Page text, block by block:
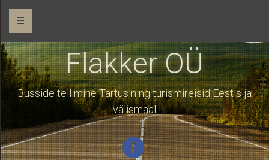
☰
Flakker OÜ
Busside tellimine Tartus ning turismireisid Eestis ja
välismaal